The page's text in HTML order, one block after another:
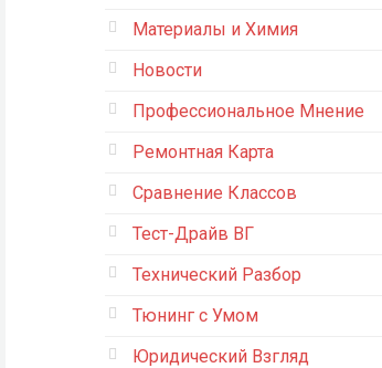
Материалы и Химия
Новости
Профессиональное Мнение
Ремонтная Карта
Сравнение Классов
Тест-Драйв ВГ
Технический Разбор
Тюнинг с Умом
Юридический Взгляд